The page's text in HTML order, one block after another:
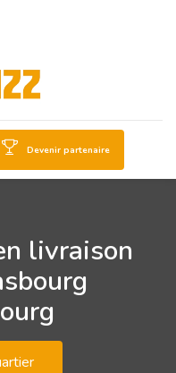
Devenir partenaire
livraison